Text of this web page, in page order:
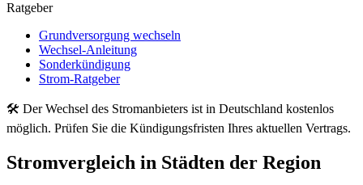
Ratgeber
Grundversorgung wechseln
Wechsel-Anleitung
Sonderkündigung
Strom-Ratgeber
🛠 Der Wechsel des Stromanbieters ist in Deutschland kostenlos
möglich. Prüfen Sie die Kündigungsfristen Ihres aktuellen Vertrags.
Stromvergleich in Städten der Region